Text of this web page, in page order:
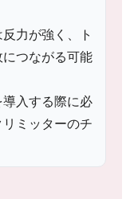
力が強く、ト
つながる可能
入する際に必
ミッターのチ